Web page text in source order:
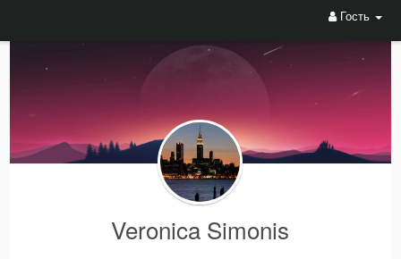
Гость
Veronica Simonis